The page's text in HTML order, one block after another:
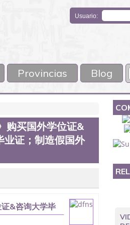
Usuario:
Provincias Blog
购买国外学位证&
业证；制造假国外
&咨询大学毕